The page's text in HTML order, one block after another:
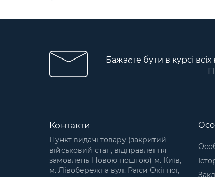
Бажаєте бути в курсі
Контакти
Пункт видачі товару (закритий -
військовий стан, відправлення
замовлень Новою поштою) м. Київ,
м. Лівобережна вул. Раїси Окіпної,